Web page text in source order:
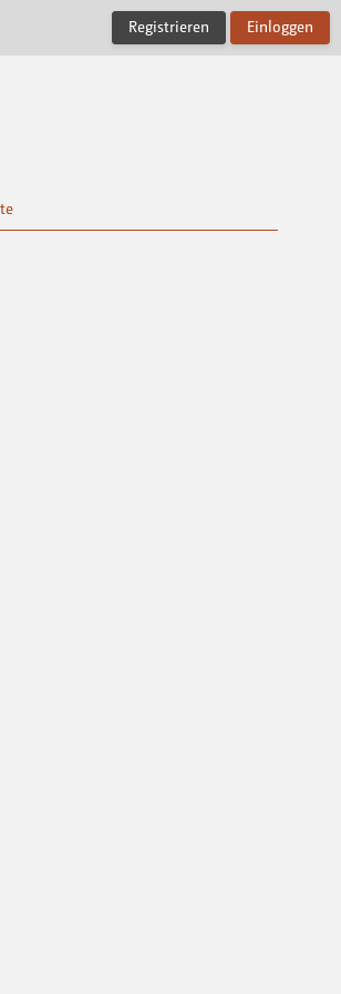
Registrieren Einloggen